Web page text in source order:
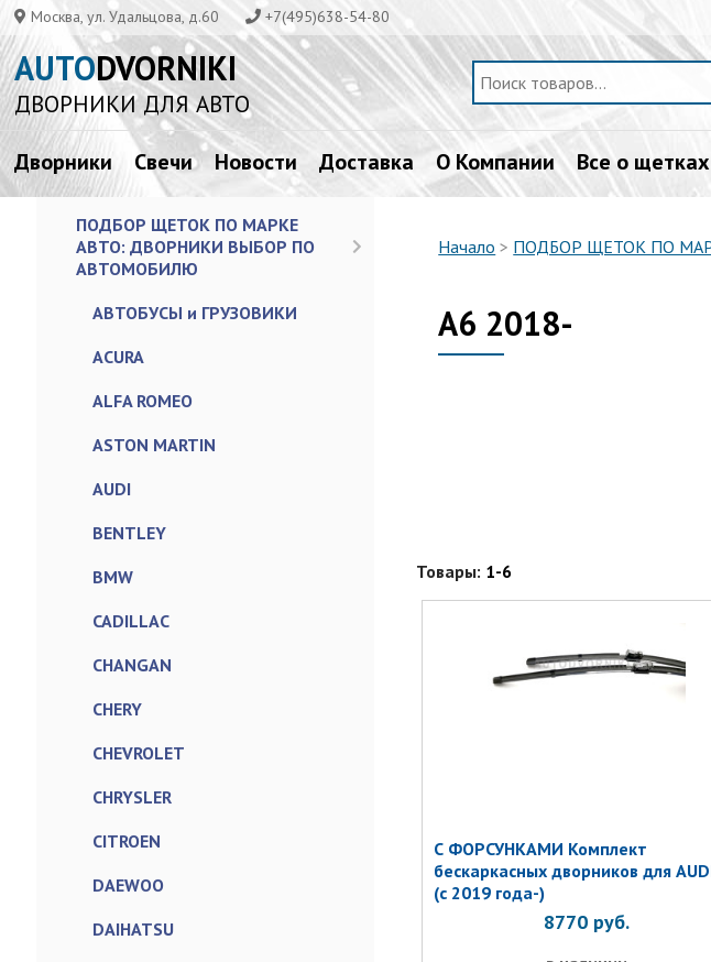
Москва, ул. Удальцова, д.60 +7(495)638-54-80
AUTODVORNIKI
ДВОРНИКИ ДЛЯ АВТО
Дворники Свечи Новости Доставка О Компании Все о щетках
ПОДБОР ЩЕТОК ПО МАРКЕ
АВТО: ДВОРНИКИ ВЫБОР ПО
АВТОМОБИЛЮ
АВТОБУСЫ и ГРУЗОВИКИ
ACURA
ALFA ROMEO
ASTON MARTIN
AUDI
BENTLEY
BMW
CADILLAC
CHANGAN
CHERY
CHEVROLET
CHRYSLER
CITROEN
DAEWOO
DAIHATSU
Начало > ПОДБОР ЩЕТОК ПО
A6 2018-
Товары: 1-6
С ФОРСУНКАМИ Комплект
бескаркасных дворников для
(с 2019 года-)
8770 руб.